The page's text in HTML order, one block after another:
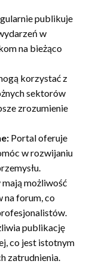
publikuje
w
na bieżąco
korzystać z
sektorów
zrozumienie
Portal oferuje
w rozwijaniu
możliwość
na forum, co
publikację
co jest istotnym
zatrudnienia.